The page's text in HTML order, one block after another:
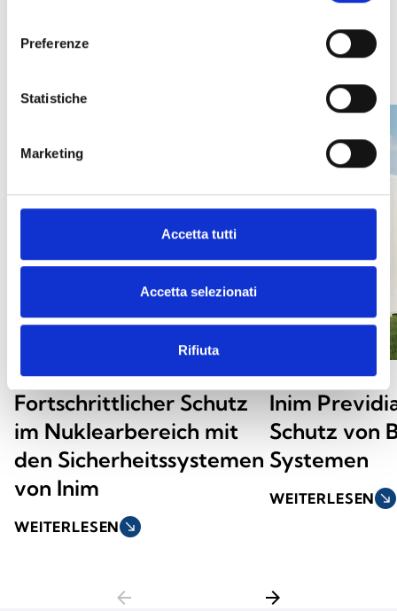
Preferenze
Statistiche
Marketing
Accetta tutti
Accetta selezionati
Rifiuta
FALLSTUDIEN
Fortschrittlicher Schutz
im Nuklearbereich mit
den Sicherheitssystemen
von Inim
WEITERLESEN south_east
Inim
Schutz von
Systemen
WEITERLESEN south_east
arrow_back arrow_forward